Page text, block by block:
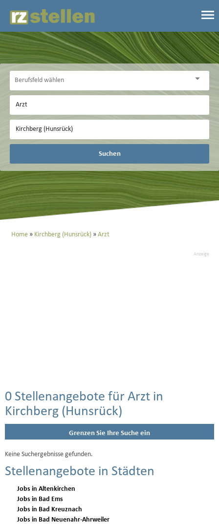
Suchen
Home Kirchberg (Hunsrück) Arzt
Anzeige
0 Stellenangebote für Arzt in
Kirchberg (Hunsrück)
Grenzen Sie Ihre Suche ein
Keine Suchergebnisse gefunden.
Stellenangebote in Städten
Jobs in Altenkirchen
Jobs in Bad Ems
Jobs in Bad Kreuznach
Jobs in Bad Neuenahr-Ahrweiler